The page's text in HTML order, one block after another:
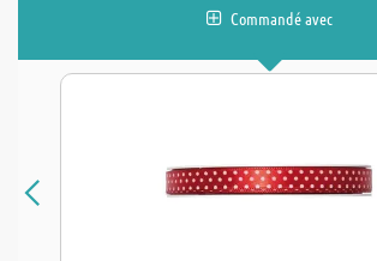
Commandé avec